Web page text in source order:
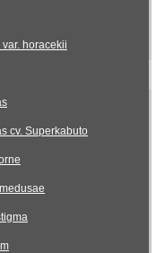
horacekii
cv. Superkabuto